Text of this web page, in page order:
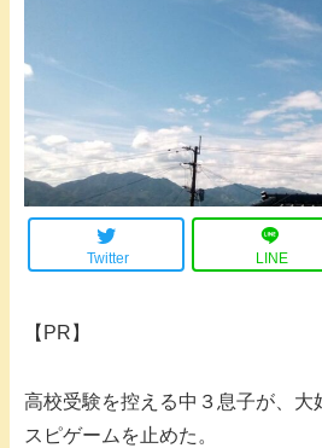
Twitter LINE
【PR】
高校受験を控える中３息子が、大
スピゲームを止めた。